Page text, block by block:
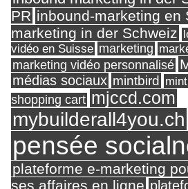
PR inbound-marketing en
marketing in der Schweiz
vidéo en Suisse marketing
marketing vidéo personnalisé
médias sociaux mintbird
shopping cart mjccd.com
mybuilderall4you.ch
pensée
plateforme e-marketing
ses affaires en ligne